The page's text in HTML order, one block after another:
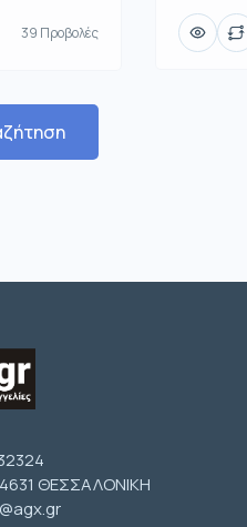
39 Προβολές
ΘΕΣΣΑΛΟΝΙΚΗ